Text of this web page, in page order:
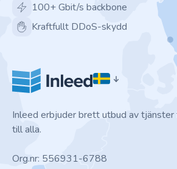
100+ Gbit/s backbone
Kraftfullt DDoS-skydd
Inleed erbjuder brett utbud av tjänster
till alla.
Org.nr: 556931-6788